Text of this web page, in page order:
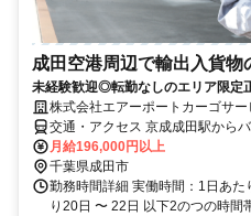
成田空港周辺で輸出入貨物
未経験歓迎◎転勤なしのエリア限定
株式会社エアーポートカーゴサ
交通・アクセス 京成成田駅から
月給196,000円以上
千葉県成田市
勤務時間詳細 実働時間：1日あ
り20日 〜 22日 以下2のつの時